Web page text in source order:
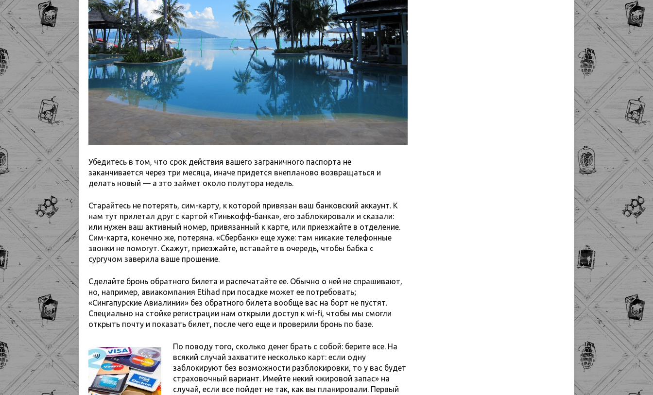
Убедитесь в том, что срок действия вашего заграничного паспорта не
заканчивается через три месяца, иначе придется внепланово возвращаться и
делать новый — а это займет около полутора недель.
Старайтесь не потерять, сим-карту, к которой привязан ваш банковский аккаунт. К
нам тут прилетал друг с картой «Тинькофф-банка», его заблокировали и сказали:
или нужен ваш активный номер, привязанный к карте, или приезжайте в отделение.
Сим-карта, конечно же, потеряна. «Сбербанк» еще хуже: там никакие телефонные
звонки не помогут. Скажут, приезжайте, вставайте в очередь, чтобы бабка с
сургучом заверила ваше прошение.
Сделайте бронь обратного билета и распечатайте ее. Обычно о ней не спрашивают,
но, например, авиакомпания Etihad при посадке может ее потребовать;
«Сингапурские Авиалинии» без обратного билета вообще вас на борт не пустят.
Специально на стойке регистрации нам открыли доступ к wi-fi, чтобы мы смогли
открыть почту и показать билет, после чего еще и проверили бронь по базе.
По поводу того, сколько денег брать с собой: берите все. На
всякий случай захватите несколько карт: если одну
заблокируют без возможности разблокировки, то у вас будет
страховочный вариант. Имейте некий «жировой запас» на
случай, если все пойдет не так, как вы планировали. Первый